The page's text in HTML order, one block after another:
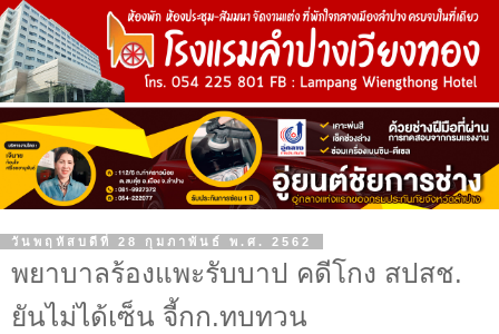
วันพฤหัสบดีที่ 28 กุมภาพันธ์ พ.ศ. 2562
พยาบาลร้องแพะรับบาป คดีโกง สปสช.
ยันไม่ได้เซ็น จี้กก.ทบทวน